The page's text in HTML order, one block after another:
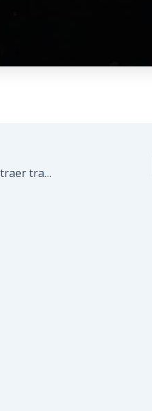
Alcaldía de Guaicaipuro apoyó a Corpoelec para extraer transformador dañado en la avenida Bermúdez de Los Teques